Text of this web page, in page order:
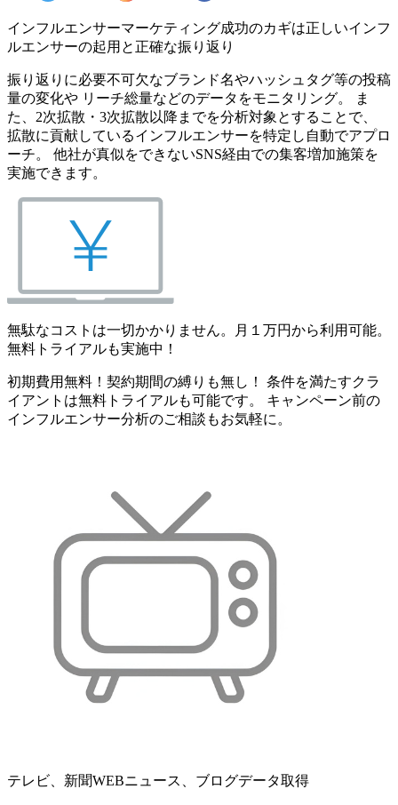
インフルエンサーマーケティング成功のカギは正しいインフ
ルエンサーの起用と正確な振り返り
振り返りに必要不可欠なブランド名やハッシュタグ等の投稿
量の変化や リーチ総量などのデータをモニタリング。 ま
た、2次拡散・3次拡散以降までを分析対象とすることで、
拡散に貢献しているインフルエンサーを特定し自動でアプロ
ーチ。 他社が真似をできないSNS経由での集客増加施策を
実施できます。
無駄なコストは一切かかりません。月１万円から利用可能。
無料トライアルも実施中！
初期費用無料！契約期間の縛りも無し！ 条件を満たすクラ
イアントは無料トライアルも可能です。 キャンペーン前の
インフルエンサー分析のご相談もお気軽に。
テレビ、新聞WEBニュース、ブログデータ取得